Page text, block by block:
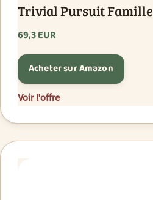
Trivial Pursuit Famille
69,3 EUR
Acheter sur Amazon
Voir l'offre